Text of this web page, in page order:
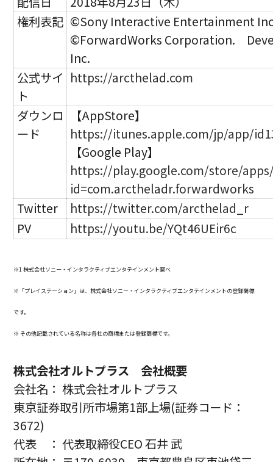
権利表記 ©Sony Interactive Entertainment
©ForwardWorks Corporation.
Inc.
公式サイ
ト
https://arcthelad.com
ダウンロ
ード
【AppStore】
https://itunes.apple.com/jp/app/
【Google Play】
https://play.google.com/store/
id=com.arctheladr.forwardworks
Twitter
https://twitter.com/arcthelad_r
PV
https://youtu.be/YQt46UEir6c
※1 株式会社ソニー・インタラクティブエンタテインメント調べ
※「プレイステーション」は、株式会社ソニー・インタラクティブエンタテインメントの登録商標
です。
※ その他記載されている名称は各社の商標または登録商標です。
株式会社オルトプラス 会社概要
会社名： 株式会社オルトプラス
東京証券取引所市場第1部上場(証券コード：
3672)
代表 ： 代表取締役CEO 石井 武